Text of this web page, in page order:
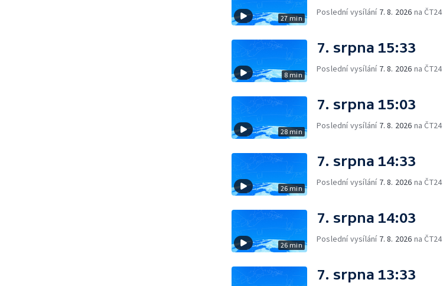
27 min
Poslední vysílání 7. 8. 2026 na ČT24
8 min
7. srpna 15:33
Poslední vysílání 7. 8. 2026 na ČT24
28 min
7. srpna 15:03
Poslední vysílání 7. 8. 2026 na ČT24
26 min
7. srpna 14:33
Poslední vysílání 7. 8. 2026 na ČT24
26 min
7. srpna 14:03
Poslední vysílání 7. 8. 2026 na ČT24
7. srpna 13:33